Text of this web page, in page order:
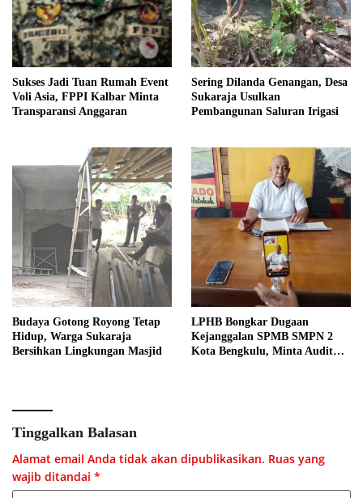
Sukses Jadi Tuan Rumah Event
Voli Asia, FPPI Kalbar Minta
Transparansi Anggaran
Sering Dilanda Genangan, Desa
Sukaraja Usulkan
Pembangunan Saluran Irigasi
Budaya Gotong Royong Tetap
Hidup, Warga Sukaraja
Bersihkan Lingkungan Masjid
LPHB Bongkar Dugaan
Kejanggalan SPMB SMPN 2
Kota Bengkulu, Minta Audit
Tinggalkan Balasan
Alamat email Anda tidak akan dipublikasikan. Ruas yang
wajib ditandai *